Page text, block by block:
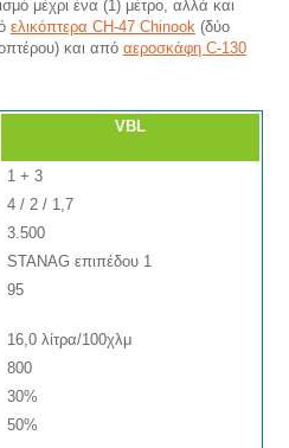
μέχρι ένα (1) μέτρο, αλλά και
ελικόπτερα CH-47 Chinook(δύο
και από αεροσκάφη C-130
VBL
1 + 3
4 / 2 / 1,7
3.500
STANAG επιπέδου 1
95
16,0 λίτρα/100χλμ
800
30%
50%